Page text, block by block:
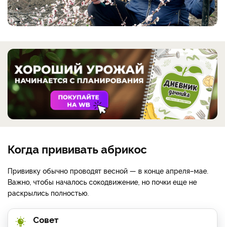
Когда прививать абрикос
Прививку обычно проводят весной — в конце апреля–мае.
Важно, чтобы началось сокодвижение, но почки еще не
раскрылись полностью.
Совет